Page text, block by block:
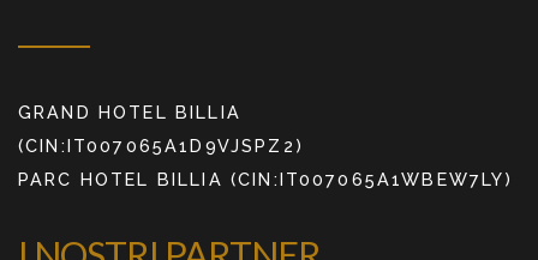
GRAND HOTEL BILLIA
(CIN:IT007065A1D9VJSPZ2)
PARC HOTEL BILLIA (CIN:IT007065A1WBEW7LY)